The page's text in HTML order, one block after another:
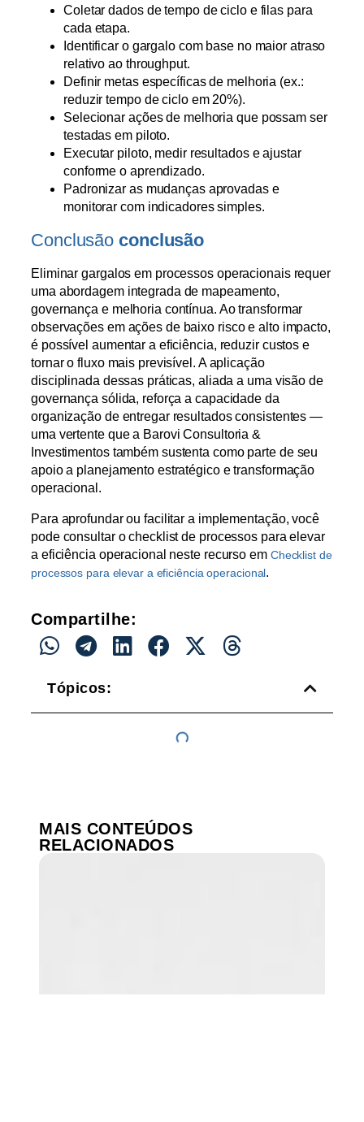
Coletar dados de tempo de ciclo e filas para
cada etapa.
Identificar o gargalo com base no maior atraso
relativo ao throughput.
Definir metas específicas de melhoria (ex.:
reduzir tempo de ciclo em 20%).
Selecionar ações de melhoria que possam ser
testadas em piloto.
Executar piloto, medir resultados e ajustar
conforme o aprendizado.
Padronizar as mudanças aprovadas e
monitorar com indicadores simples.
Conclusão conclusão
Eliminar gargalos em processos operacionais requer
uma abordagem integrada de mapeamento,
governança e melhoria contínua. Ao transformar
observações em ações de baixo risco e alto impacto,
é possível aumentar a eficiência, reduzir custos e
tornar o fluxo mais previsível. A aplicação
disciplinada dessas práticas, aliada a uma visão de
governança sólida, reforça a capacidade da
organização de entregar resultados consistentes —
uma vertente que a Barovi Consultoria &
Investimentos também sustenta como parte de seu
apoio a planejamento estratégico e transformação
operacional.
Para aprofundar ou facilitar a implementação, você
pode consultar o checklist de processos para elevar
a eficiência operacional neste recurso em Checklist de
processos para elevar a eficiência operacional.
Compartilhe:
Tópicos:
MAIS CONTEÚDOS
RELACIONADOS